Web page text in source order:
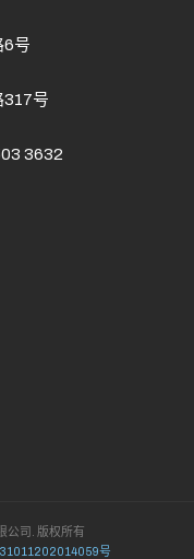
6号
317号
3632
公司. 版权所有
号